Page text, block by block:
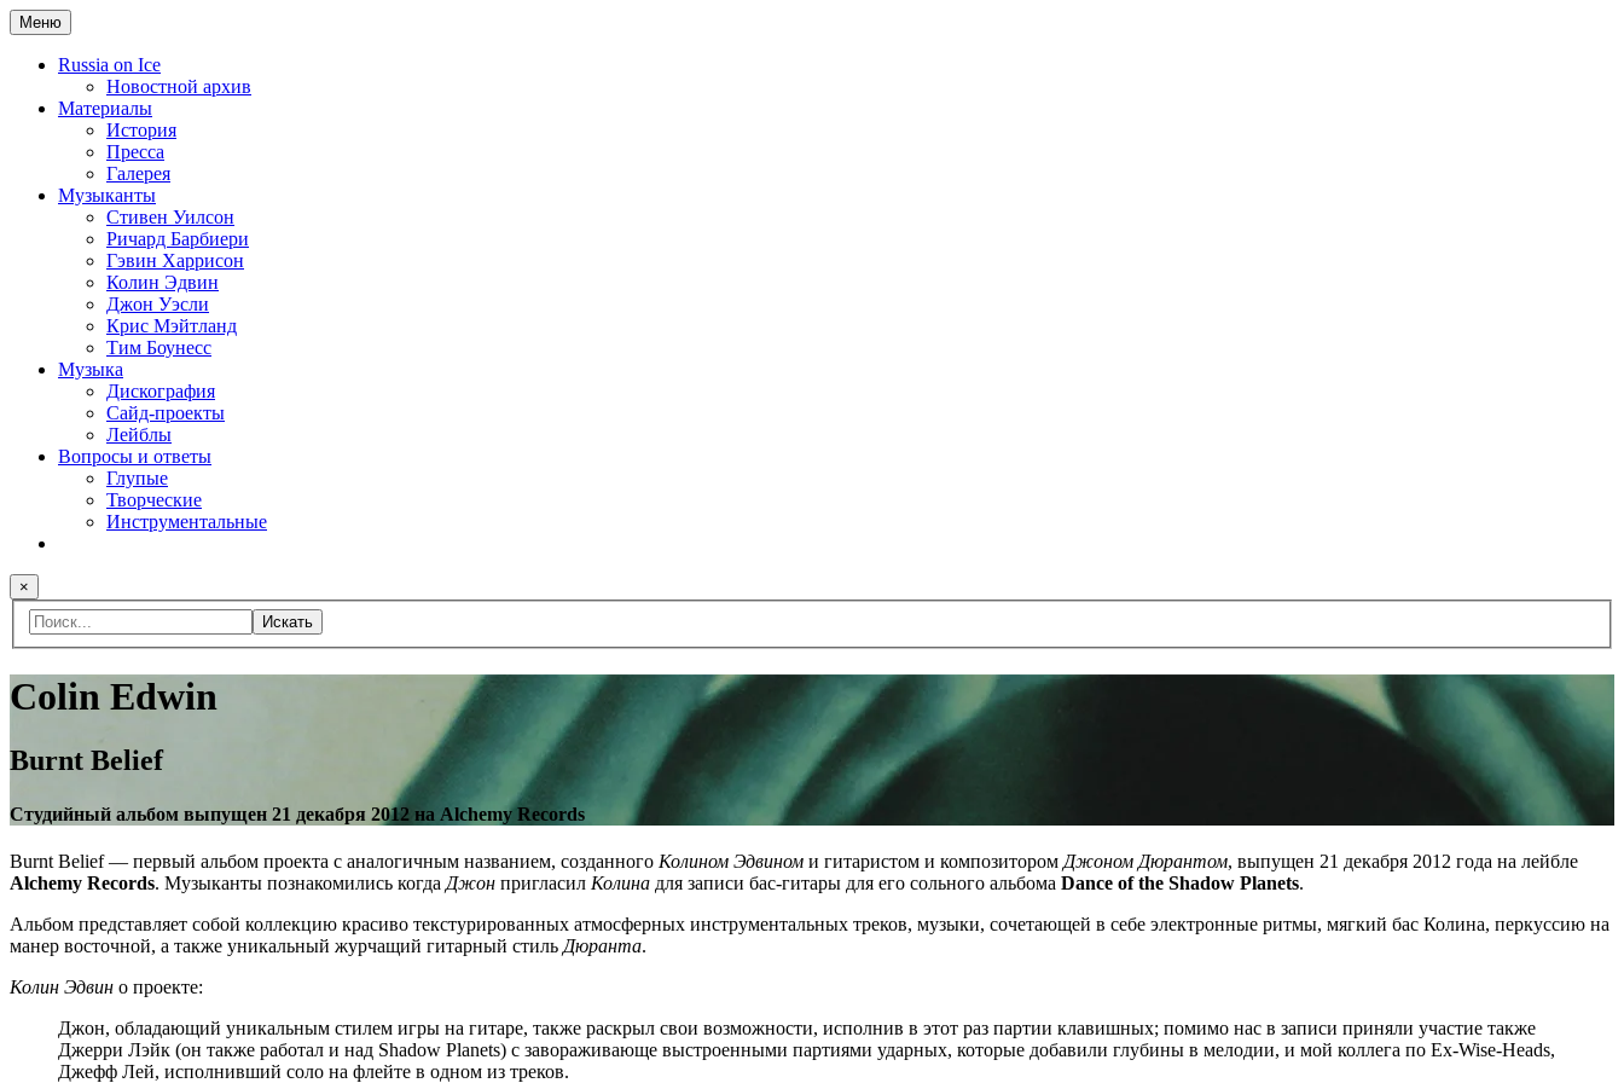
Меню
Russia on Ice
Новостной архив
Материалы
История
Пресса
Галерея
Музыканты
Стивен Уилсон
Ричард Барбиери
Гэвин Харрисон
Колин Эдвин
Джон Уэсли
Крис Мэйтланд
Тим Боунесс
Музыка
Дискография
Сайд-проекты
Лейблы
Вопросы и ответы
Глупые
Творческие
Инструментальные
×
Искать
Colin Edwin
Burnt Belief
Студийный альбом выпущен 21 декабря 2012 на Alchemy Records
Burnt Belief — первый альбом проекта с аналогичным названием, созданного Колином Эдвином и гитаристом и композитором Джоном Дюрантом, выпущен 21 декабря 2012 года на лейбле
Alchemy Records. Музыканты познакомились когда Джон пригласил Колина для записи бас-гитары для его сольного альбома Dance of the Shadow Planets.
Альбом представляет собой коллекцию красиво текстурированных атмосферных инструментальных треков, музыки, сочетающей в себе электронные ритмы, мягкий бас Колина, перкуссию на
манер восточной, а также уникальный журчащий гитарный стиль Дюранта.
Колин Эдвин о проекте:
Джон, обладающий уникальным стилем игры на гитаре, также раскрыл свои возможности, исполнив в этот раз партии клавишных; помимо нас в записи приняли участие также
Джерри Лэйк (он также работал и над Shadow Planets) с завораживающе выстроенными партиями ударных, которые добавили глубины в мелодии, и мой коллега по Ex-Wise-Heads,
Джефф Лей, исполнивший соло на флейте в одном из треков.